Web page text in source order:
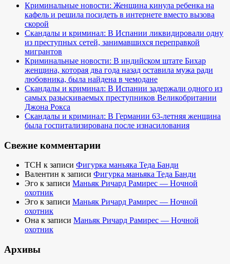
Криминальные новости: Женщина кинула ребенка на
кафель и решила посидеть в интернете вместо вызова
скорой
Скандалы и криминал: В Испании ликвидировали одну
из преступных сетей, занимавшихся переправкой
мигрантов
Криминальные новости: В индийском штате Бихар
женщина, которая два года назад оставила мужа ради
любовника, была найдена в чемодане
Скандалы и криминал: В Испании задержали одного из
самых разыскиваемых преступников Великобритании
Джона Рокса
Скандалы и криминал: В Германии 63-летняя женщина
была госпитализирована после изнасилования
Свежие комментарии
TCH к записи Фигурка маньяка Теда Банди
Валентин к записи Фигурка маньяка Теда Банди
Эго к записи Маньяк Ричард Рамирес — Ночной
охотник
Эго к записи Маньяк Ричард Рамирес — Ночной
охотник
Она к записи Маньяк Ричард Рамирес — Ночной
охотник
Архивы